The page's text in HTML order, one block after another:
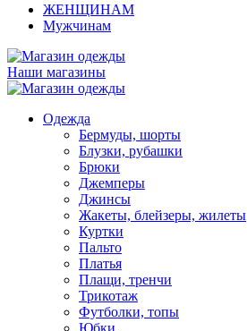
ЖЕНЩИНАМ
Мужчинам
Наши магазины
Одежда
Бермуды, шорты
Блузки, рубашки
Брюки
Джемперы
Джинсы
Жакеты, блейзеры, жилеты
Куртки
Пальто
Платья
Плащи, тренчи
Трикотаж
Футболки, топы
Юбки